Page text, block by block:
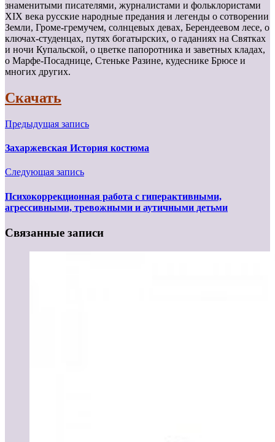
знаменитыми писателями, журналистами и фольклористами
XIX века русские народные предания и легенды о сотворении
Земли, Громе-гремучем, солнцевых девах, Берендеевом лесе, о
ключах-студенцах, путях богатырских, о гаданиях на Святках
и ночи Купальской, о цветке папоротника и заветных кладах,
о Марфе-Посаднице, Стеньке Разине, кудеснике Брюсе и
многих других.
Скачать
Предыдущая запись
Захаржевская История костюма
Следующая запись
Психокоррекционная работа с гиперактивными,
агрессивными, тревожными и аутичными детьми
Связанные записи